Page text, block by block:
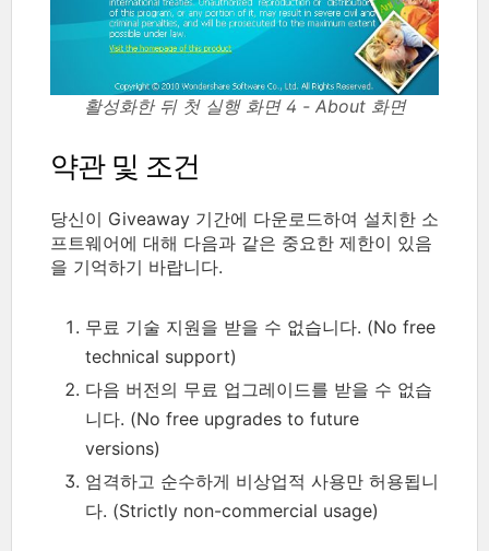
활성화한 뒤 첫 실행 화면 4 - About 화면
약관 및 조건
당신이 Giveaway 기간에 다운로드하여 설치한 소
프트웨어에 대해 다음과 같은 중요한 제한이 있음
을 기억하기 바랍니다.
무료 기술 지원을 받을 수 없습니다. (No free
technical support)
다음 버전의 무료 업그레이드를 받을 수 없습
니다. (No free upgrades to future
versions)
엄격하고 순수하게 비상업적 사용만 허용됩니
다. (Strictly non-commercial usage)